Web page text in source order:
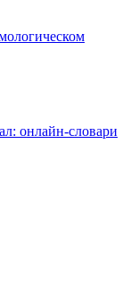
онлайн-словари